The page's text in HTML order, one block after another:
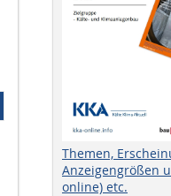
Themen,
Anzeigengrößen
online) etc.